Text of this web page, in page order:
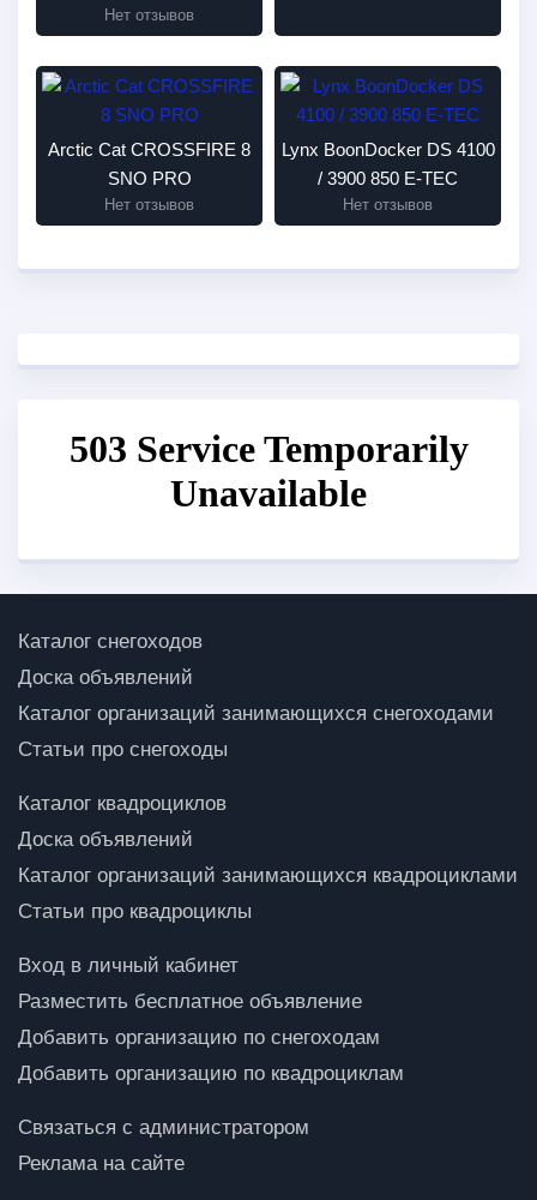
Нет отзывов
Arctic Cat СROSSFIRE 8
SNO PRO
Нет отзывов
Lynx BoonDocker DS 4100
/ 3900 850 E-TEC
Нет отзывов
Каталог снегоходов
Доска объявлений
Каталог организаций занимающихся снегоходами
Статьи про снегоходы
Каталог квадроциклов
Доска объявлений
Каталог организаций занимающихся квадроциклами
Статьи про квадроциклы
Вход в личный кабинет
Разместить бесплатное объявление
Добавить организацию по снегоходам
Добавить организацию по квадроциклам
Связаться с администратором
Реклама на сайте